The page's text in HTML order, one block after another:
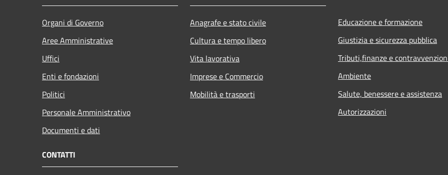
Organi di Governo
Aree Amministrative
Uffici
Enti e fondazioni
Politici
Personale Amministrativo
Documenti e dati
Anagrafe e stato civile
Cultura e tempo libero
Vita lavorativa
Imprese e Commercio
Mobilità e trasporti
Educazione e formazione
Giustizia e sicurezza pubblica
Tributi,finanze e
Ambiente
Salute, benessere e assistenza
Autorizzazioni
CONTATTI